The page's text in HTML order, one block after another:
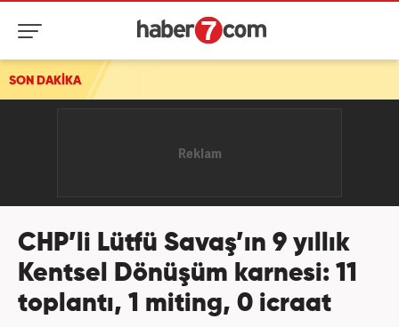
SON DAKİKA
CHP’li Lütfü Savaş’ın 9 yıllık
Kentsel Dönüşüm karnesi: 11
toplantı, 1 miting, 0 icraat